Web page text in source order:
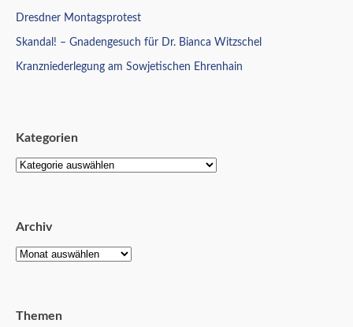
Dresdner Montagsprotest
Skandal! – Gnadengesuch für Dr. Bianca Witzschel
Kranzniederlegung am Sowjetischen Ehrenhain
Kategorien
Archiv
Themen